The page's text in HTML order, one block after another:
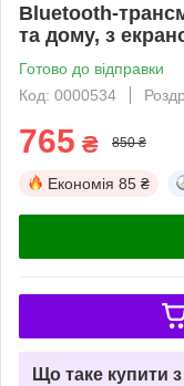
Bluetooth-
та дому, з
Готово до відправки
Код: 0000534
765 ₴ 850 ₴
Економія 85 ₴
Що таке купити